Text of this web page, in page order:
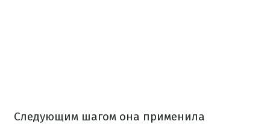
Следующим шагом она применила